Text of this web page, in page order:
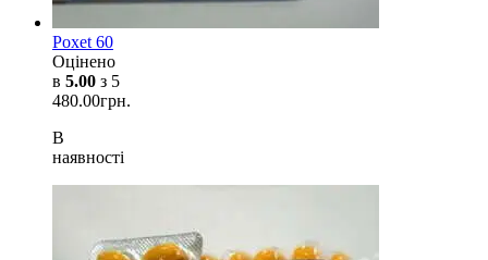
Poxet 60
Оцінено
в 5.00 з 5
480.00грн.
В
наявності